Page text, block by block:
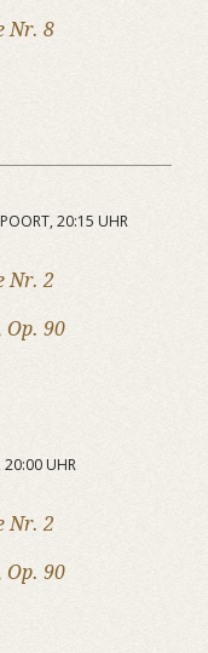
Nr. 8
20:15 UHR
Nr. 2
Op. 90
20:00 UHR
Nr. 2
Op. 90